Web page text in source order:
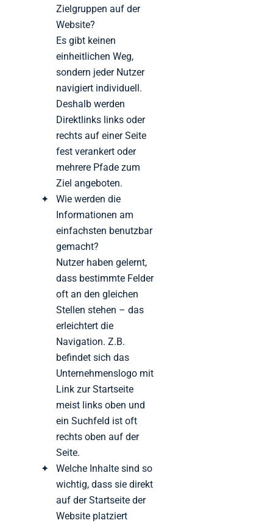
Zielgruppen auf der
Website?
Es gibt keinen
einheitlichen Weg,
sondern jeder Nutzer
navigiert individuell.
Deshalb werden
Direktlinks links oder
rechts auf einer Seite
fest verankert oder
mehrere Pfade zum
Ziel angeboten.
Wie werden die
Informationen am
einfachsten benutzbar
gemacht?
Nutzer haben gelernt,
dass bestimmte Felder
oft an den gleichen
Stellen stehen – das
erleichtert die
Navigation. Z.B.
befindet sich das
Unternehmenslogo mit
Link zur Startseite
meist links oben und
ein Suchfeld ist oft
rechts oben auf der
Seite.
Welche Inhalte sind so
wichtig, dass sie direkt
auf der Startseite der
Website platziert